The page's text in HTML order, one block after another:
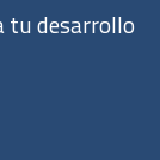
tu desarrollo